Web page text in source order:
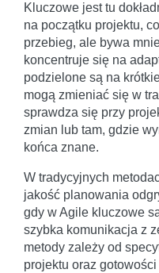
Kluczowe jest tu
na początku projektu,
przebieg, ale bywa
koncentruje się na
podzielone są na
mogą zmieniać się w
sprawdza się przy
zmian lub tam, gdzie
końca znane.
W tradycyjnych
jakość planowania
gdy w Agile kluczowe
szybka komunikacja z
metody zależy od
projektu oraz